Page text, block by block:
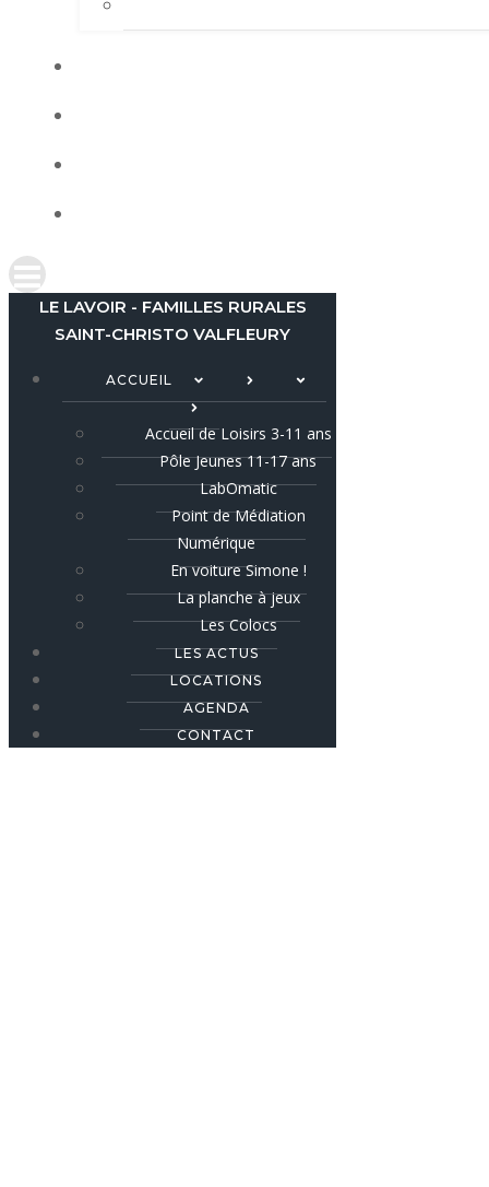
LE LAVOIR - FAMILLES RURALES
SAINT-CHRISTO VALFLEURY
ACCUEIL
Accueil de Loisirs 3-11 ans
Pôle Jeunes 11-17 ans
LabOmatic
Point de Médiation
Numérique
En voiture Simone !
La planche à jeux
Les Colocs
LES ACTUS
LOCATIONS
AGENDA
CONTACT